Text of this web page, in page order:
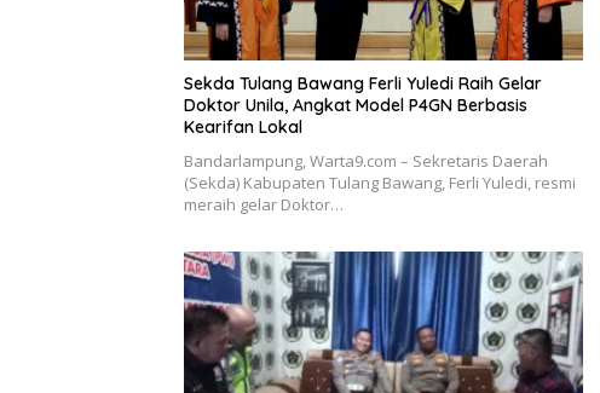
Sekda Tulang Bawang Ferli Yuledi Raih Gelar
Doktor Unila, Angkat Model P4GN Berbasis
Kearifan Lokal
Bandarlampung, Warta9.com – Sekretaris Daerah
(Sekda) Kabupaten Tulang Bawang, Ferli Yuledi, resmi
meraih gelar Doktor…